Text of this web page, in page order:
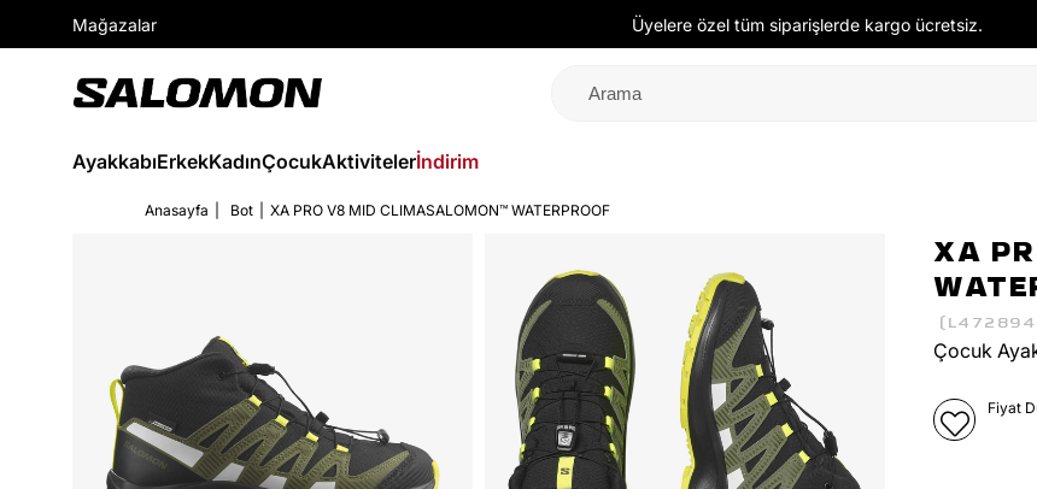
Mağazalar Üyelere özel tüm siparişlerde kargo ücretsiz.
AyakkabıErkekKadınÇocukAktivitelerİndirim
Anasayfa Bot XA PRO V8 MID CLIMASALOMON™ WATERPROOF
XA
Çocuk
Fiyat